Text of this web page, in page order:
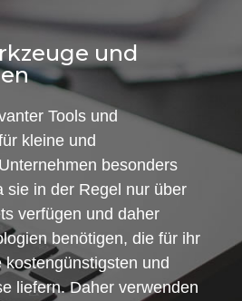
und
Tools und
kleine und
besonders
sie in der Regel nur über
verfügen und daher
benötigen, die für ihr
und
liefern. Daher verwenden